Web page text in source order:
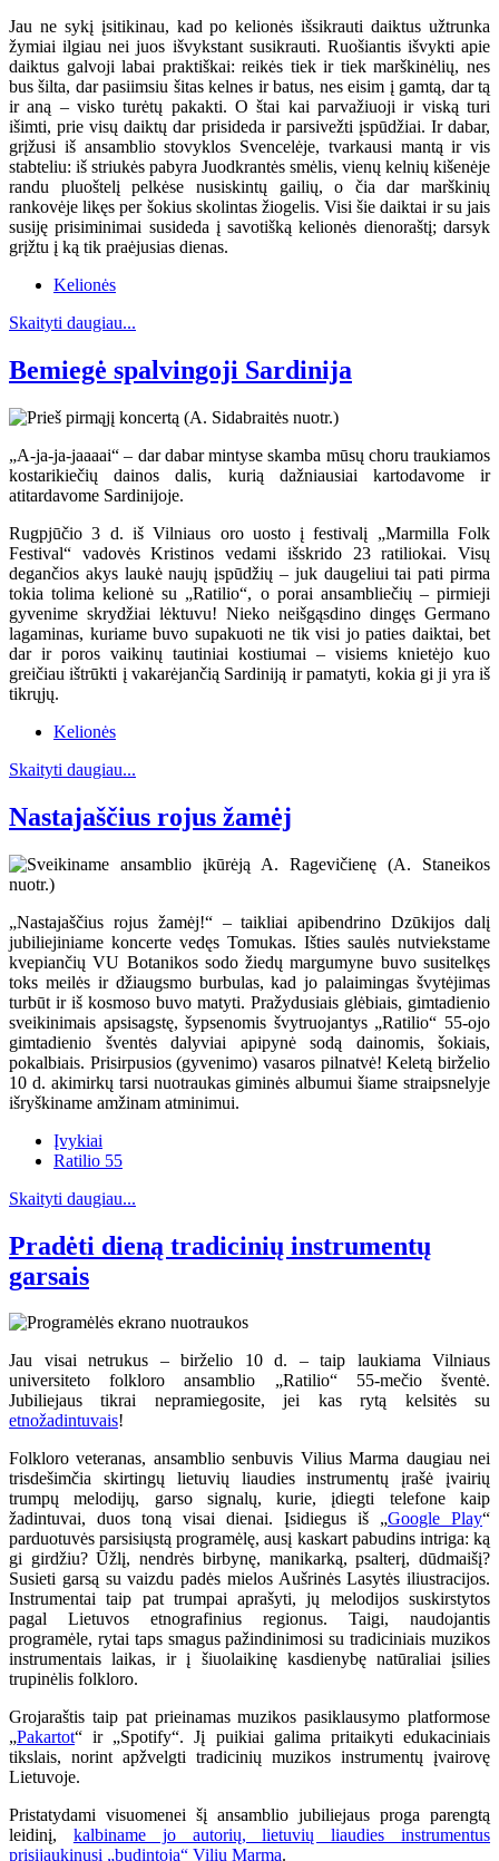
Jau ne sykį įsitikinau, kad po kelionės išsikrauti daiktus užtrunka
žymiai ilgiau nei juos išvykstant susikrauti. Ruošiantis išvykti apie
daiktus galvoji labai praktiškai: reikės tiek ir tiek marškinėlių, nes
bus šilta, dar pasiimsiu šitas kelnes ir batus, nes eisim į gamtą, dar tą
ir aną – visko turėtų pakakti. O štai kai parvažiuoji ir viską turi
išimti, prie visų daiktų dar prisideda ir parsivežti įspūdžiai. Ir dabar,
grįžusi iš ansamblio stovyklos Svencelėje, tvarkausi mantą ir vis
stabteliu: iš striukės pabyra Juodkrantės smėlis, vienų kelnių kišenėje
randu pluoštelį pelkėse nusiskintų gailių, o čia dar marškinių
rankovėje likęs per šokius skolintas žiogelis. Visi šie daiktai ir su jais
susiję prisiminimai susideda į savotišką kelionės dienoraštį; darsyk
grįžtu į ką tik praėjusias dienas.
Kelionės
Skaityti daugiau...
Bemiegė spalvingoji Sardinija
„A-ja-ja-jaaaai“ – dar dabar mintyse skamba mūsų choru traukiamos
kostarikiečių dainos dalis, kurią dažniausiai kartodavome ir
atitardavome Sardinijoje.
Rugpjūčio 3 d. iš Vilniaus oro uosto į festivalį „Marmilla Folk
Festival“ vadovės Kristinos vedami išskrido 23 ratiliokai. Visų
degančios akys laukė naujų įspūdžių – juk daugeliui tai pati pirma
tokia tolima kelionė su „Ratilio“, o porai ansambliečių – pirmieji
gyvenime skrydžiai lėktuvu! Nieko neišgąsdino dingęs Germano
lagaminas, kuriame buvo supakuoti ne tik visi jo paties daiktai, bet
dar ir poros vaikinų tautiniai kostiumai – visiems knietėjo kuo
greičiau ištrūkti į vakarėjančią Sardiniją ir pamatyti, kokia gi ji yra iš
tikrųjų.
Kelionės
Skaityti daugiau...
Nastajaščius rojus žamėj
„Nastajaščius rojus žamėj!“ – taikliai apibendrino Dzūkijos dalį
jubiliejiniame koncerte vedęs Tomukas. Išties saulės nutviekstame
kvepiančių VU Botanikos sodo žiedų margumyne buvo susitelkęs
toks meilės ir džiaugsmo burbulas, kad jo palaimingas švytėjimas
turbūt ir iš kosmoso buvo matyti. Pražydusiais glėbiais, gimtadienio
sveikinimais apsisagstę, šypsenomis švytruojantys „Ratilio“ 55-ojo
gimtadienio šventės dalyviai apipynė sodą dainomis, šokiais,
pokalbiais. Prisirpusios (gyvenimo) vasaros pilnatvė! Keletą birželio
10 d. akimirkų tarsi nuotraukas giminės albumui šiame straipsnelyje
išryškiname amžinam atminimui.
Įvykiai
Ratilio 55
Skaityti daugiau...
Pradėti dieną tradicinių instrumentų
garsais
Jau visai netrukus – birželio 10 d. – taip laukiama Vilniaus
universiteto folkloro ansamblio „Ratilio“ 55-mečio šventė.
Jubiliejaus tikrai nepramiegosite, jei kas rytą kelsitės su
etnožadintuvais!
Folkloro veteranas, ansamblio senbuvis Vilius Marma daugiau nei
trisdešimčia skirtingų lietuvių liaudies instrumentų įrašė įvairių
trumpų melodijų, garso signalų, kurie, įdiegti telefone kaip
žadintuvai, duos toną visai dienai. Įsidiegus iš „Google Play“
parduotuvės parsisiųstą programėlę, ausį kaskart pabudins intriga: ką
gi girdžiu? Ūžlį, nendrės birbynę, manikarką, psalterį, dūdmaišį?
Susieti garsą su vaizdu padės mielos Aušrinės Lasytės iliustracijos.
Instrumentai taip pat trumpai aprašyti, jų melodijos suskirstytos
pagal Lietuvos etnografinius regionus. Taigi, naudojantis
programėle, rytai taps smagus pažindinimosi su tradiciniais muzikos
instrumentais laikas, ir į šiuolaikinę kasdienybę natūraliai įsilies
trupinėlis folkloro.
Grojaraštis taip pat prieinamas muzikos pasiklausymo platformose
„Pakartot“ ir „Spotify“. Jį puikiai galima pritaikyti edukaciniais
tikslais, norint apžvelgti tradicinių muzikos instrumentų įvairovę
Lietuvoje.
Pristatydami visuomenei šį ansamblio jubiliejaus proga parengtą
leidinį, kalbiname jo autorių, lietuvių liaudies instrumentus
prisijaukinusį „budintoją“ Vilių Marmą.